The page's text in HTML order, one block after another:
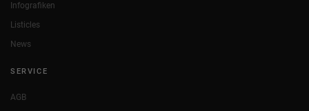
Infografiken
Listicles
News
SERVICE
AGB